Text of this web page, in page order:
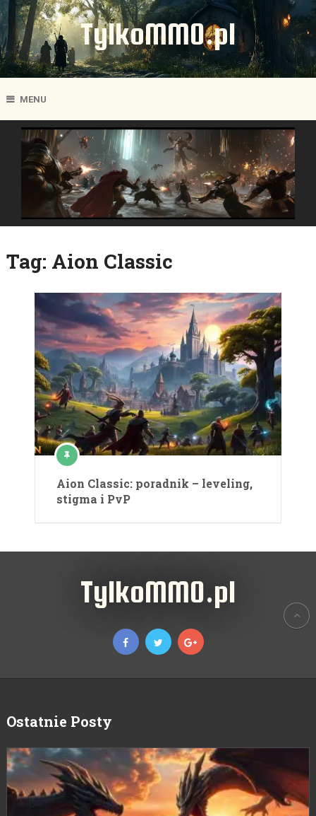
TylkoMMO.pl
MENU
Tag: Aion Classic
Aion Classic: poradnik – leveling,
stigma i PvP
TylkoMMO.pl
Ostatnie Posty